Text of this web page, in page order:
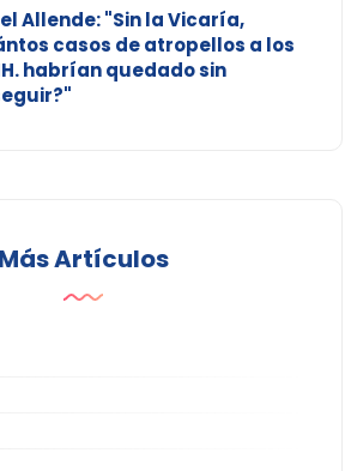
Allende: "Sin la Vicaría,
casos de atropellos a los
habrían quedado sin
Más Artículos